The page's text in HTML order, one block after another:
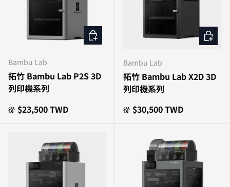
Bambu Lab
拓竹 Bambu Lab P2S 3D
列印機系列
原價
從 $23,500 TWD
選擇選項
Bambu Lab
拓竹 Bambu Lab X2D 3D
列印機系列
原價
從 $30,500 TWD
選擇選項